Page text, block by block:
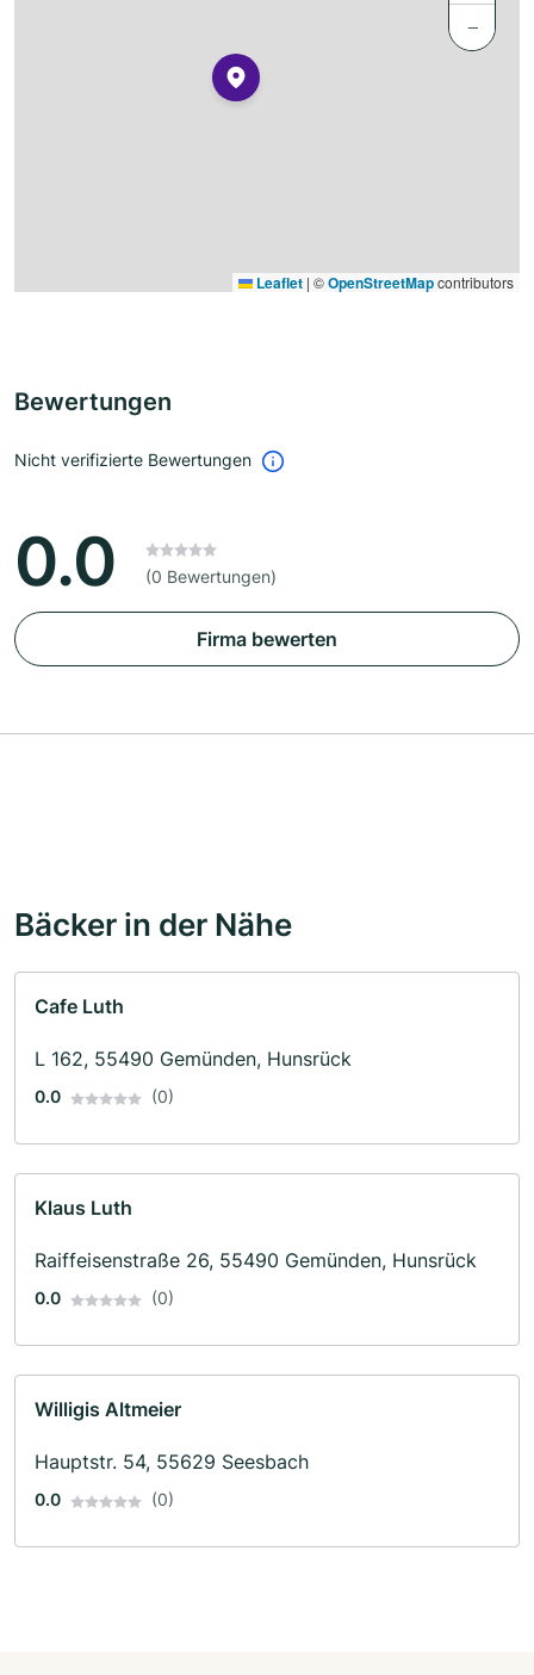
−
Leaflet | ©OpenStreetMapcontributors
Bewertungen
Nicht verifizierte Bewertungen
0.0 (0 Bewertungen)
Firma bewerten
Bäcker in der Nähe
Cafe Luth
L 162, 55490 Gemünden, Hunsrück
0.0 (0)
Klaus Luth
Raiffeisenstraße 26, 55490 Gemünden, Hunsrück
0.0 (0)
Willigis Altmeier
Hauptstr. 54, 55629 Seesbach
0.0 (0)